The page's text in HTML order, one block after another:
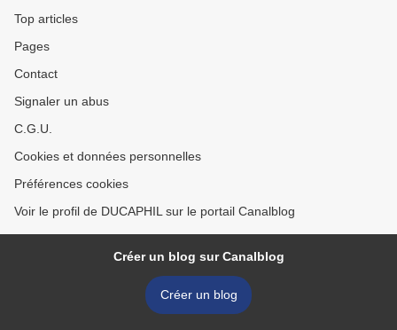
Top articles
Pages
Contact
Signaler un abus
C.G.U.
Cookies et données personnelles
Préférences cookies
Voir le profil de DUCAPHIL sur le portail Canalblog
Créer un blog sur Canalblog
Créer un blog